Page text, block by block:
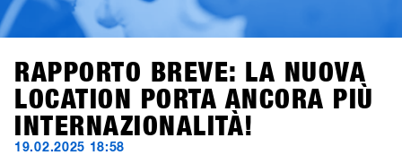
RAPPORTO BREVE: LA NUOVA
LOCATION PORTA ANCORA PIÙ
INTERNAZIONALITÀ!
19.02.2025 18:58